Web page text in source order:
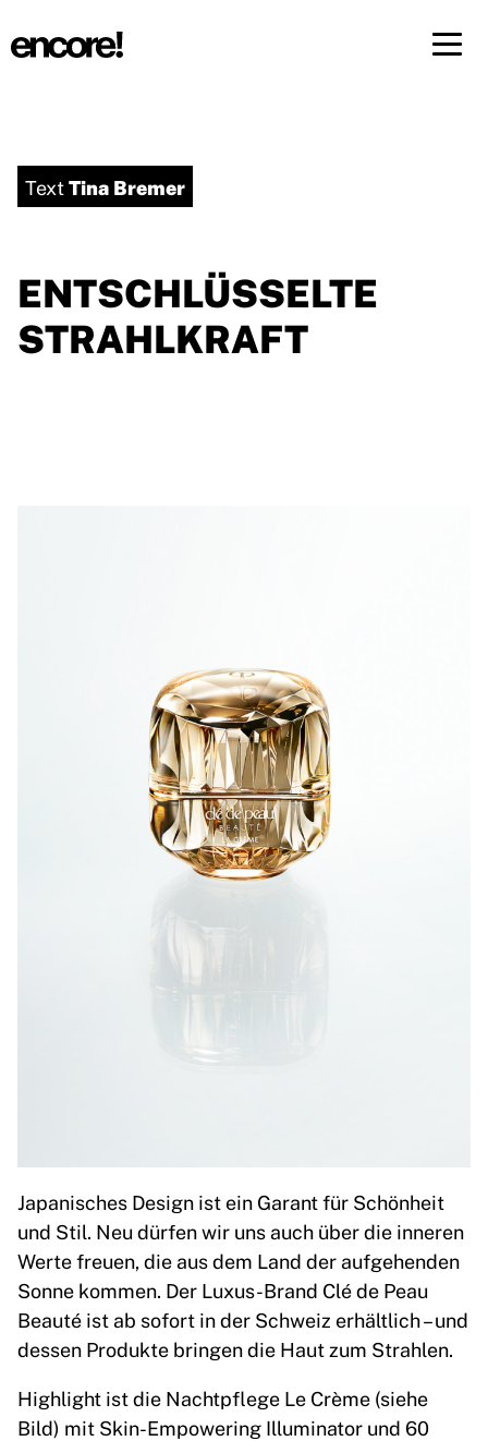
TextTina Bremer
ENTSCHLÜSSELTE
STRAHLKRAFT
Japanisches Design ist ein Garant für Schönheit
und Stil. Neu dürfen wir uns auch über die inneren
Werte freuen, die aus dem Land der aufgehenden
Sonne kommen. Der Luxus-Brand Clé de Peau
Beauté ist ab sofort in der Schweiz erhältlich – und
dessen Produkte bringen die Haut zum Strahlen.
Highlight ist die Nachtpflege Le Crème (siehe
Bild) mit Skin-Empowering Illuminator und 60